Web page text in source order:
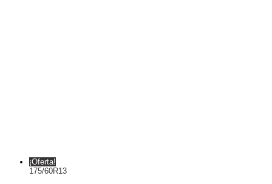
¡Oferta!
175/60R13